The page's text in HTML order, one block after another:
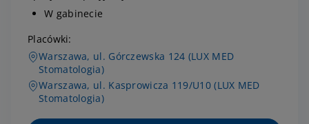
W gabinecie
Placówki:
Warszawa, ul. Górczewska 124 (LUX MED
Stomatologia)
Warszawa, ul. Kasprowicza 119/U10 (LUX MED
Stomatologia)